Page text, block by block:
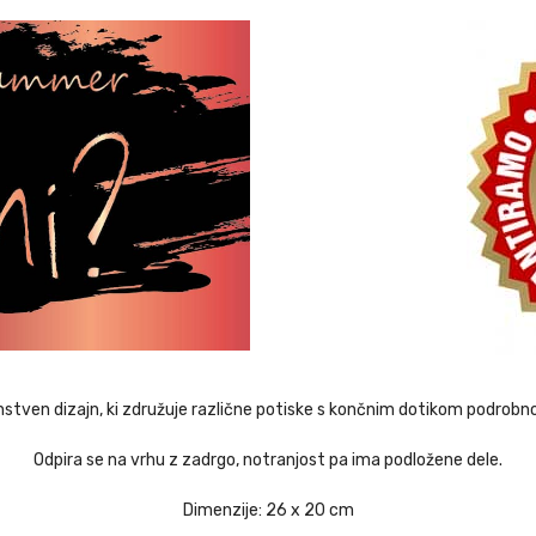
dizajn, ki združuje različne potiske s končnim dotikom
Odpira se na vrhu z zadrgo, notranjost pa ima podložene dele.
Dimenzije: 26 x 20 cm